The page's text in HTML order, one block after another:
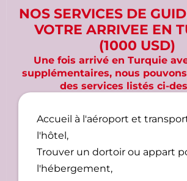
NOS SERVICES DE
VOTRE ARRIVEE EN
(1000 USD)
Une fois arrivé en Turquie
supplémentaires, nous
des services listés ci-
Accueil à l'aéroport et
l'hôtel,
Trouver un dortoir ou appart
l'hébergement,